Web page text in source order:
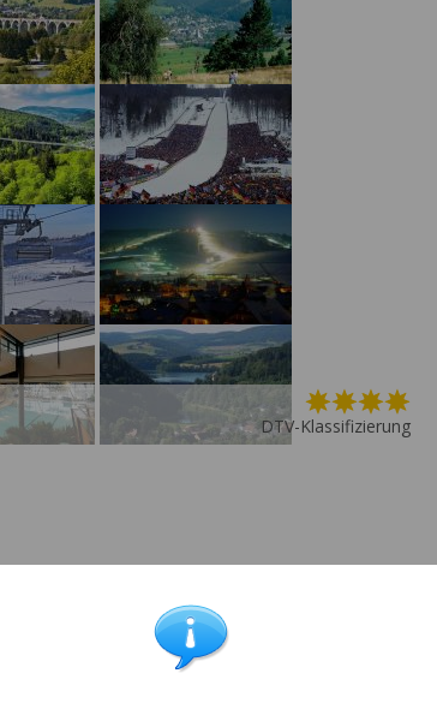
DTV-Klassifizierung
ZAHLEN IM SEPTEMBER